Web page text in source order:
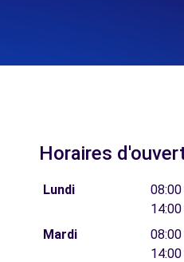
Horaires
Lundi
Mardi